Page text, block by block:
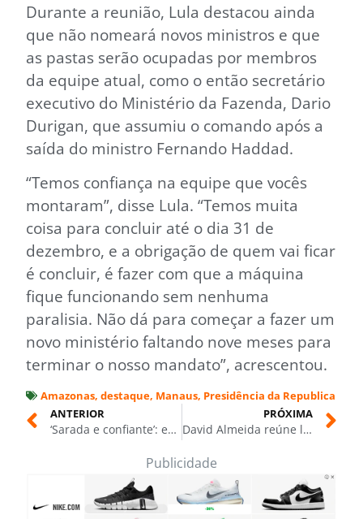
Durante a reunião, Lula destacou ainda
que não nomeará novos ministros e que
as pastas serão ocupadas por membros
da equipe atual, como o então secretário
executivo do Ministério da Fazenda, Dario
Durigan, que assumiu o comando após a
saída do ministro Fernando Haddad.
“Temos confiança na equipe que vocês
montaram”, disse Lula. “Temos muita
coisa para concluir até o dia 31 de
dezembro, e a obrigação de quem vai ficar
é concluir, é fazer com que a máquina
fique funcionando sem nenhuma
paralisia. Não dá para começar a fazer um
novo ministério faltando nove meses para
terminar o nosso mandato”, acrescentou.
Amazonas, destaque, Manaus, Presidência da Republica
ANTERIOR
‘Sarada e confiante’: ex-deputada bolsonarista exibe as curvas e viraliza nas redes sociais
PRÓXIMA
David Almeida reúne lideranças e começa agenda de escuta nos municípios do interior
Publicidade